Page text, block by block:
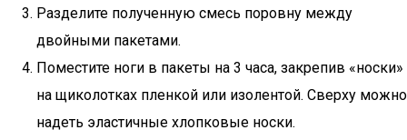
Разделите полученную смесь поровну между
двойными пакетами.
Поместите ноги в пакеты на 3 часа, закрепив «носки»
на щиколотках пленкой или изолентой. Сверху можно
надеть эластичные хлопковые носки.